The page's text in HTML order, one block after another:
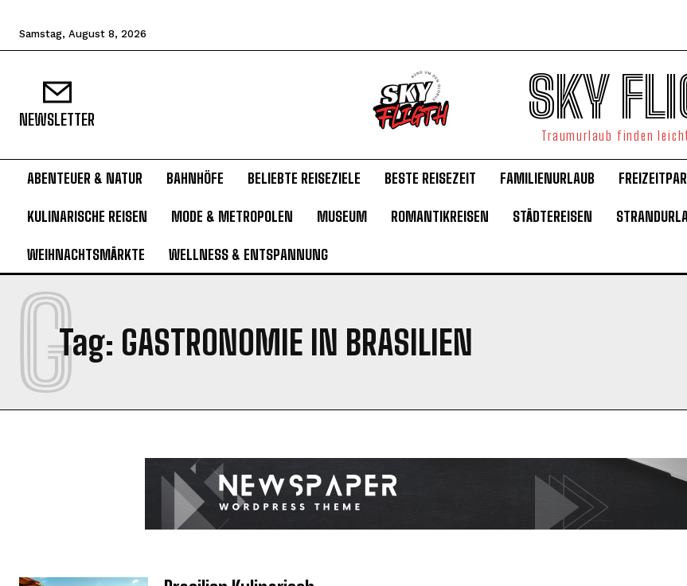
I WANT IN
Privacy Policy.
Samstag, August 8, 2026
NEWSLETTER SKY
Traumurlaub finden
ABENTEUER & NATUR BAHNHÖFE BELIEBTE REISEZIELE BESTE REISEZEIT FAMILIENURLAUB
KULINARISCHE REISEN MODE & METROPOLEN MUSEUM ROMANTIKREISEN STÄDTEREISEN
WEIHNACHTSMÄRKTE WELLNESS & ENTSPANNUNG
Tag: GASTRONOMIE IN BRASILIEN
G